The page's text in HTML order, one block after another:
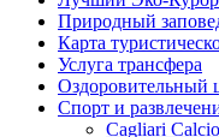
Природный
Карта
Услуга трансфера
Оздоровительный
Спорт и
Cagliari